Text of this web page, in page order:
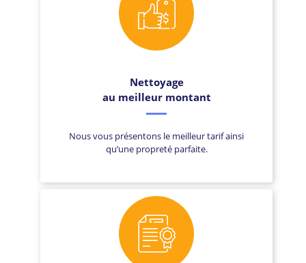
Nettoyage
au meilleur montant
Nous vous présentons le meilleur tarif ainsi
qu’une propreté parfaite.